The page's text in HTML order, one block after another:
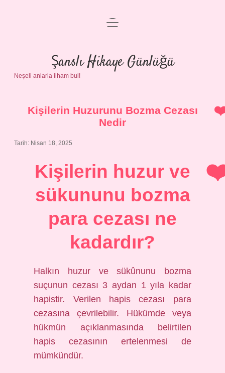
Anasayfa
Gizlilik Politikası
menüyü
Şanslı Hikaye Günlüğü
Neşeli anlarla ilham bul!
Kişilerin Huzurunu Bozma Cezası
Nedir
Tarih: Nisan 18, 2025
Kişilerin huzur ve
sükununu bozma
para cezası ne
kadardır?
Halkın huzur ve sükûnunu bozma
suçunun cezası 3 aydan 1 yıla kadar
hapistir. Verilen hapis cezası para
cezasına çevrilebilir. Hükümde veya
hükmün açıklanmasında belirtilen
hapis cezasının ertelenmesi de
mümkündür.